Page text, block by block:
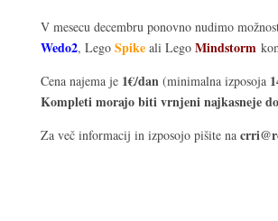
V mesecu decembru ponovno nudimo
Wedo2, Lego Spike ali Lego Mindstorm
Cena najema je 1€/dan (minimalna izposoja
Kompleti morajo biti vrnjeni najkasneje do
Za več informacij in izposojo pišite na